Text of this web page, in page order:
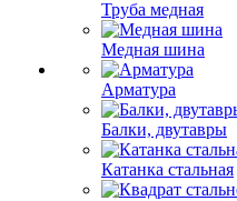
Труба медная
Медная шина
Арматура
Балки, двутавры
Катанка стальная